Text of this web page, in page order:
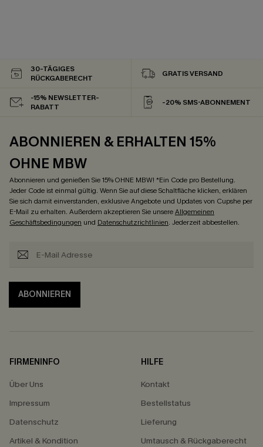
30-TÄGIGES
RÜCKGABERECHT
GRATIS VERSAND
-15% NEWSLETTER-
RABATT
-20% SMS-ABONNEMENT
ABONNIEREN & ERHALTEN 15%
OHNE MBW
Abonnieren und genießen Sie 15% OHNE MBW! *Ein Code pro Bestellung.
Jeder Code ist einmal gültig. Wenn Sie auf diese Schaltfläche klicken, erklären
Sie sich damit einverstanden, exklusive Angebote und Updates von Cupshe per
E-Mail zu erhalten. Außerdem akzeptieren Sie unsereAllgemeinen
Geschäftsbedingungen und Datenschutzrichtlinien. Jederzeit abbestellen.
ABONNIEREN
FIRMENINFO
Über Uns
Impressum
Datenschutz
Artikel & Kondition
HILFE
Kontakt
Bestellstatus
Lieferung
Umtausch & Rückgaberecht